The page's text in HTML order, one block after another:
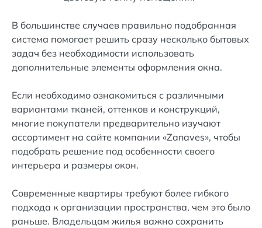
В большинстве случаев правильно подобранная
система помогает решить сразу несколько бытовых
задач без необходимости использовать
дополнительные элементы оформления окна.
Если необходимо ознакомиться с различными
вариантами тканей, оттенков и конструкций,
многие покупатели предварительно изучают
ассортимент на сайте компании «Zanaves», чтобы
подобрать решение под особенности своего
интерьера и размеры окон.
Современные квартиры требуют более гибкого
подхода к организации пространства, чем это было
раньше. Владельцам жилья важно сохранить